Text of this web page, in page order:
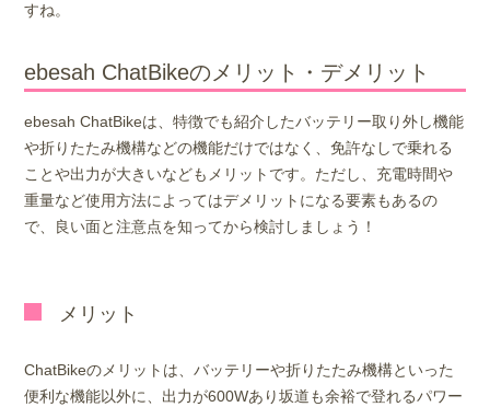
すね。
ebesah ChatBikeのメリット・デメリット
ebesah ChatBikeは、特徴でも紹介したバッテリー取り外し機能
や折りたたみ機構などの機能だけではなく、免許なしで乗れる
ことや出力が大きいなどもメリットです。ただし、充電時間や
重量など使用方法によってはデメリットになる要素もあるの
で、良い面と注意点を知ってから検討しましょう！
メリット
ChatBikeのメリットは、バッテリーや折りたたみ機構といった
便利な機能以外に、出力が600Wあり坂道も余裕で登れるパワー